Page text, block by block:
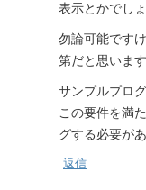
表示とかでしょ
勿論可能です
第だと思います
サンプルプロ
この要件を満
グする必要が
返信